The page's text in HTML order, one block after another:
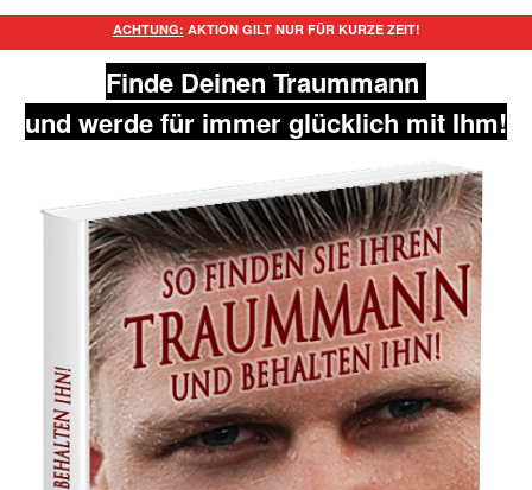
ACHTUNG: AKTION GILT NUR FÜR KURZE ZEIT!
Finde Deinen Traummann
und werde für immer glücklich mit Ihm!